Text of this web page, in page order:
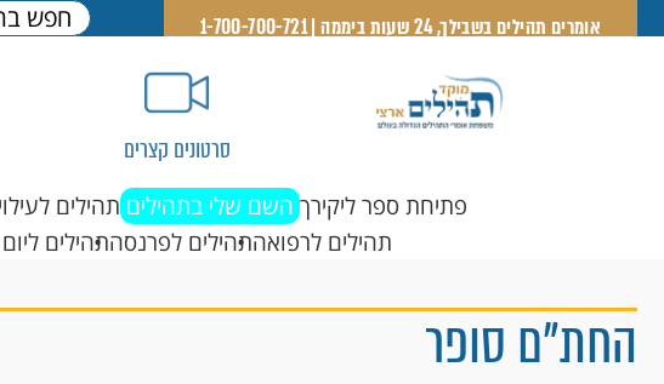
אומרים תהילים בשבילך, 24 שעות ביממה | 1-700-700-721
סרטונים קצרים
פתיחת ספר ליקירך השם שלי בתהילים תהילים
תהילים לרפואהתהילים לפרנסהתהילים
החת"ם סופר